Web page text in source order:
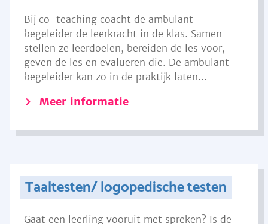
Bij co-teaching coacht de ambulant
begeleider de leerkracht in de klas. Samen
stellen ze leerdoelen, bereiden de les voor,
geven de les en evalueren die. De ambulant
begeleider kan zo in de praktijk laten...
Meer informatie
Taaltesten/ logopedische testen
Gaat een leerling vooruit met spreken? Is de